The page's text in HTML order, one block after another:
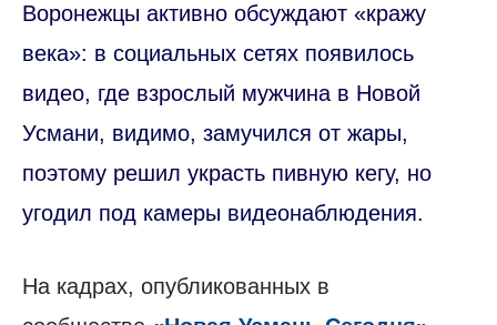
Воронежцы активно обсуждают «кражу
века»: в социальных сетях появилось
видео, где взрослый мужчина в Новой
Усмани, видимо, замучился от жары,
поэтому решил украсть пивную кегу, но
угодил под камеры видеонаблюдения.
На кадрах, опубликованных в